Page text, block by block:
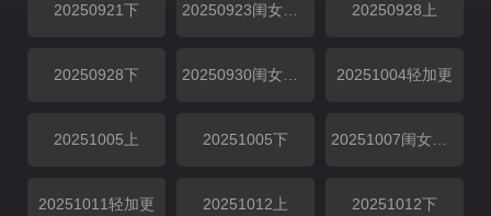
20250921下 20250923闺女超有料 20250928上
20250928下 20250930闺女超有料 20251004轻加更
20251005上 20251005下 20251007闺女超有料
20251011轻加更 20251012上 20251012下